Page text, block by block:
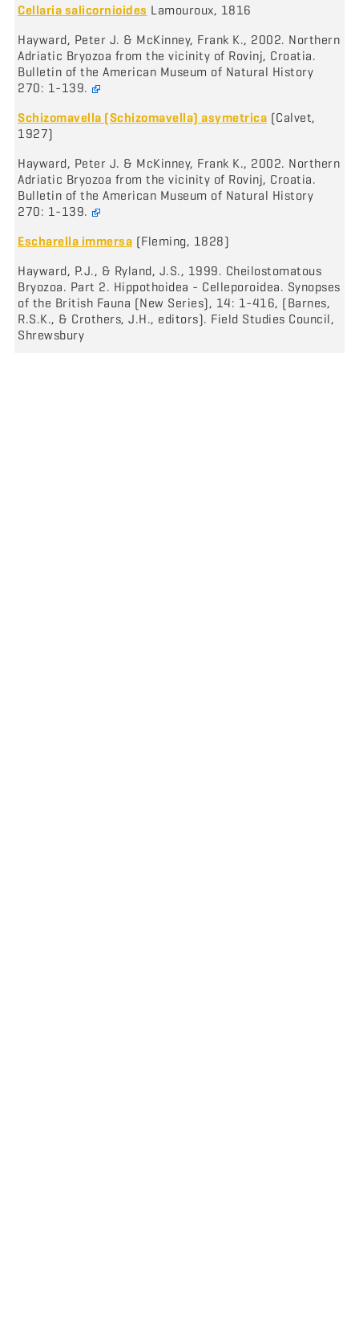
Cellaria salicornioides Lamouroux, 1816
Hayward, Peter J. & McKinney, Frank K., 2002. Northern
Adriatic Bryozoa from the vicinity of Rovinj, Croatia.
Bulletin of the American Museum of Natural History
270: 1-139.
Schizomavella (Schizomavella) asymetrica (Calvet,
1927)
Hayward, Peter J. & McKinney, Frank K., 2002. Northern
Adriatic Bryozoa from the vicinity of Rovinj, Croatia.
Bulletin of the American Museum of Natural History
270: 1-139.
Escharella immersa (Fleming, 1828)
Hayward, P.J., & Ryland, J.S., 1999. Cheilostomatous
Bryozoa. Part 2. Hippothoidea - Celleporoidea. Synopses
of the British Fauna (New Series), 14: 1-416, (Barnes,
R.S.K., & Crothers, J.H., editors). Field Studies Council,
Shrewsbury